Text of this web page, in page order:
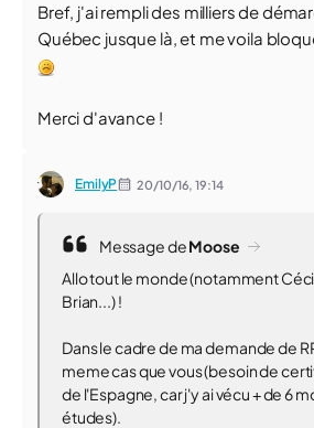
Bref, j'ai rempli des milliers de
Québec jusque là, et me voila
Merci d'avance !
EmilyP 20/10/16,19:14
Message deMoose
Allo tout le monde (notamment
Brian...) !
Dans le cadre de ma demande de
meme cas que vous (besoin de
de l'Espagne, car j'y ai vécu + de 6
études).